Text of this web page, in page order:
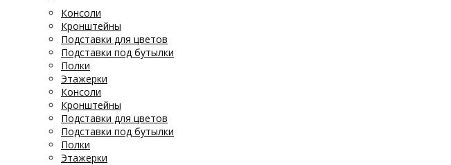
Консоли
Кронштейны
Подставки для цветов
Подставки под бутылки
Полки
Этажерки
Консоли
Кронштейны
Подставки для цветов
Подставки под бутылки
Полки
Этажерки